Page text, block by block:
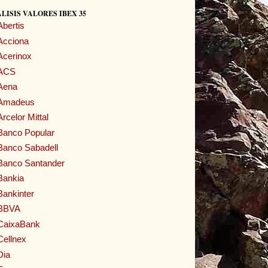
VALORES IBEX 35
Mittal
Popular
Sabadell
Santander